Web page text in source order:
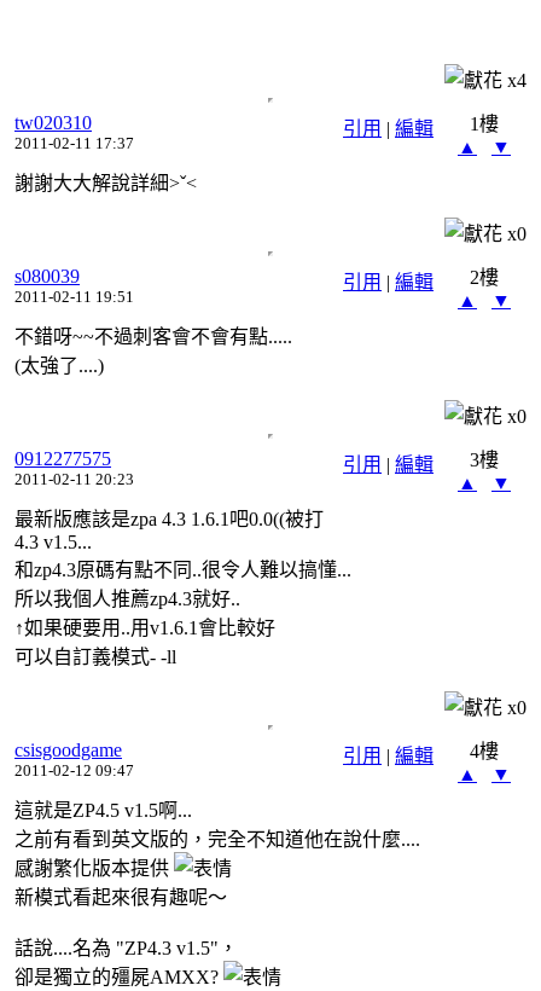
x4
引用 | 編輯
tw020310
2011-02-11 17:37
1樓
▲
▼
謝謝大大解說詳細>ˇ<
x0
引用 | 編輯
s080039
2011-02-11 19:51
2樓
▲
▼
不錯呀~~不過刺客會不會有點.....
(太強了....)
x0
引用 | 編輯
0912277575
2011-02-11 20:23
3樓
▲
▼
最新版應該是zpa 4.3 1.6.1吧0.0((被打
4.3 v1.5...
和zp4.3原碼有點不同..很令人難以搞懂...
所以我個人推薦zp4.3就好..
↑如果硬要用..用v1.6.1會比較好
可以自訂義模式- -ll
x0
引用 | 編輯
csisgoodgame
2011-02-12 09:47
4樓
▲
▼
這就是ZP4.5 v1.5啊...
之前有看到英文版的，完全不知道他在說什麼....
感謝繁化版本提供
新模式看起來很有趣呢～
話說....名為 "ZP4.3 v1.5"，
卻是獨立的殭屍AMXX?